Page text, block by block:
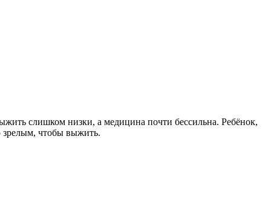
слишком низки, а медицина почти бессильна. Ребёнок,
зрелым, чтобы выжить.